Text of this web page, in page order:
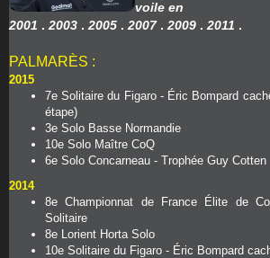
voile en
2001 . 2003 . 2005 . 2007 . 2009 . 2011 .
PALMARÈS :
2015
7e Solitaire du Figaro - Éric Bompard
étape)
3e Solo Basse Normandie
10e Solo Maître CoQ
6e Solo Concarneau - Trophée Guy Cotten
2014
8e Championnat de France Élite de
Solitaire
8e Lorient Horta Solo
10e Solitaire du Figaro - Éric Bompard